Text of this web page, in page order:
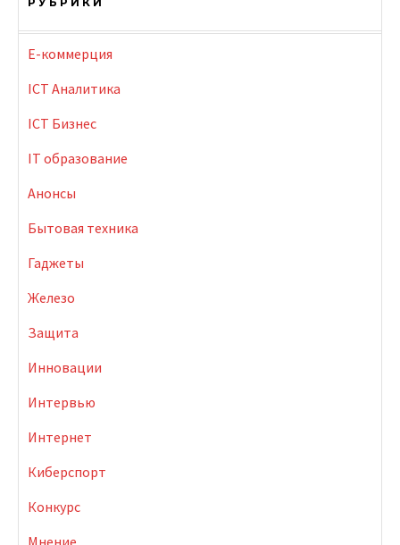
E-коммерция
ICT Аналитика
ICT Бизнес
IT образование
Анонсы
Бытовая техника
Гаджеты
Железо
Защита
Инновации
Интервью
Интернет
Киберспорт
Конкурс